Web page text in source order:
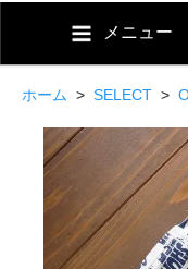
メニュー
ホーム > SELECT >